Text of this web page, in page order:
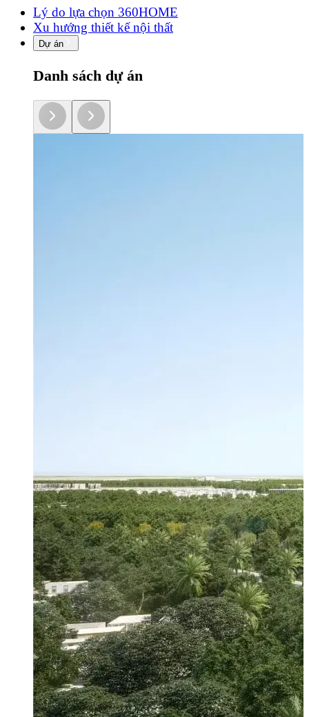
Lý do lựa chọn 360HOME
Xu hướng thiết kế nội thất
Dự án
Danh sách dự án